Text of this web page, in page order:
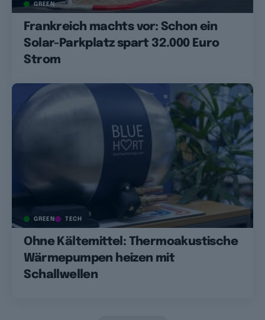
GREEN
Frankreich machts vor: Schon ein
Solar-Parkplatz spart 32.000 Euro
Strom
GREEN TECH
Ohne Kältemittel: Thermoakustische
Wärmepumpen heizen mit
Schallwellen